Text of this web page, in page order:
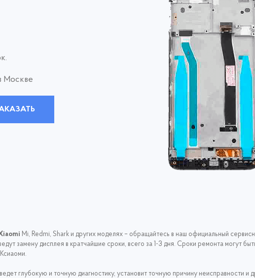
Москве
Mi, Redmi, Shark и других моделях – обращайтесь в наш официальный
замену дисплея в кратчайшие сроки, всего за 1-3 дня. Сроки ремонта могут
глубокую и точную диагностику, установит точную причину неисправности и